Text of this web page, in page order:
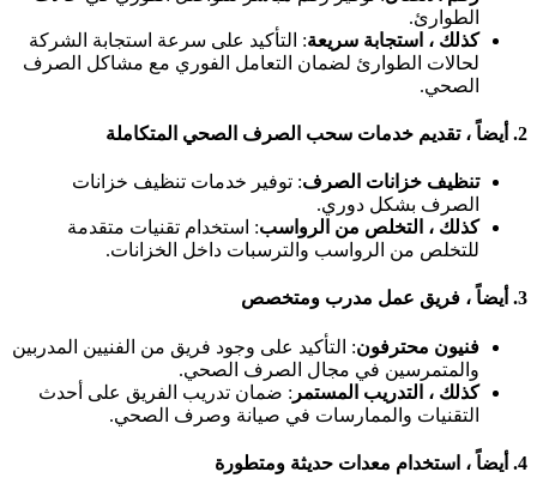
الطوارئ.
كذلك ، استجابة سريعة: التأكيد على سرعة استجابة الشركة
لحالات الطوارئ لضمان التعامل الفوري مع مشاكل الصرف
الصحي.
أيضاً ، تقديم خدمات سحب الصرف الصحي المتكاملة
تنظيف خزانات الصرف: توفير خدمات تنظيف خزانات
الصرف بشكل دوري.
كذلك ، التخلص من الرواسب: استخدام تقنيات متقدمة
للتخلص من الرواسب والترسبات داخل الخزانات.
أيضاً ، فريق عمل مدرب ومتخصص
فنيون محترفون: التأكيد على وجود فريق من الفنيين المدربين
والمتمرسين في مجال الصرف الصحي.
كذلك ، التدريب المستمر: ضمان تدريب الفريق على أحدث
التقنيات والممارسات في صيانة وصرف الصحي.
أيضاً ، استخدام معدات حديثة ومتطورة